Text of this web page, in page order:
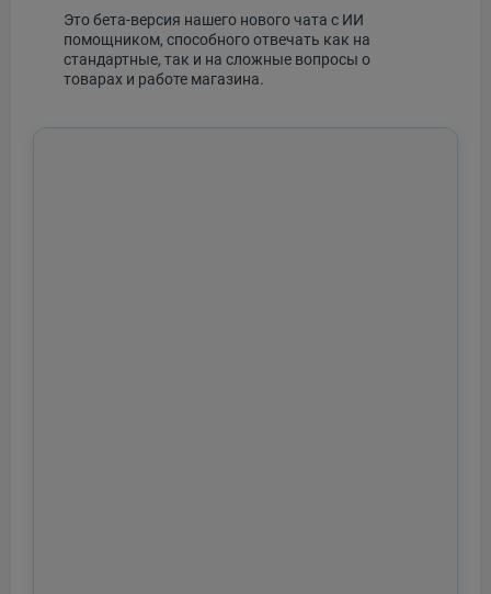
Это бета-версия нашего нового чата с ИИ
помощником, способного отвечать как на
стандартные, так и на сложные вопросы о
товарах и работе магазина.